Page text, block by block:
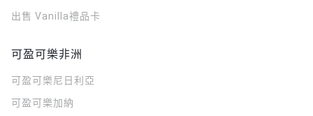
出售 Vanilla禮品卡
可盈可樂非洲
可盈可樂 尼日利亞
可盈可樂加納